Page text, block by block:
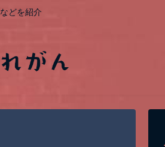
どを紹介